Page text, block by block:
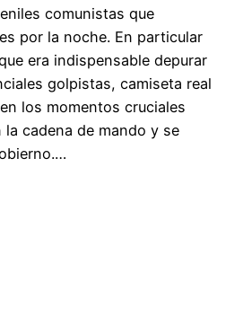
comunistas que
por la noche. En particular
era indispensable depurar
golpistas, camiseta real
los momentos cruciales
cadena de mando y se